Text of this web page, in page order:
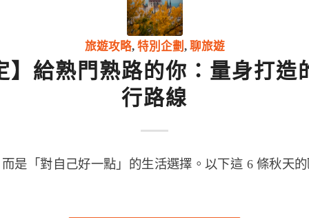
旅遊攻略, 特別企劃 , 聊旅遊
】給熟門熟路的你：量身打造
行路線
是「對自己好一點」的生活選擇。以下這 6 條秋天